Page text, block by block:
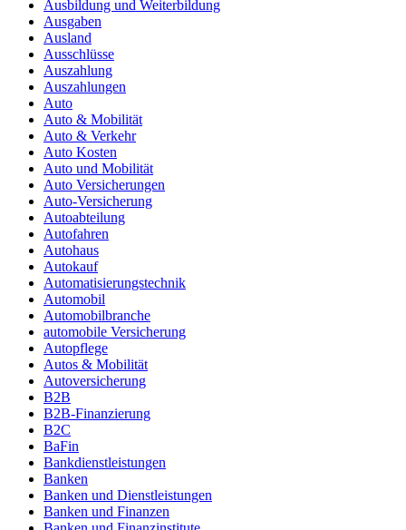
Ausbildung und Weiterbildung
Ausgaben
Ausland
Ausschlüsse
Auszahlung
Auszahlungen
Auto
Auto & Mobilität
Auto & Verkehr
Auto Kosten
Auto und Mobilität
Auto Versicherungen
Auto-Versicherung
Autoabteilung
Autofahren
Autohaus
Autokauf
Automatisierungstechnik
Automobil
Automobilbranche
automobile Versicherung
Autopflege
Autos & Mobilität
Autoversicherung
B2B
B2B-Finanzierung
B2C
BaFin
Bankdienstleistungen
Banken
Banken und Dienstleistungen
Banken und Finanzen